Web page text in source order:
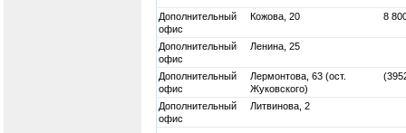
Дополнительный
офис
Кожова, 20 8
Дополнительный
офис
Ленина, 25
Дополнительный
офис
Лермонтова, 63 (ост.
Жуковского)
Дополнительный
офис
Литвинова, 2